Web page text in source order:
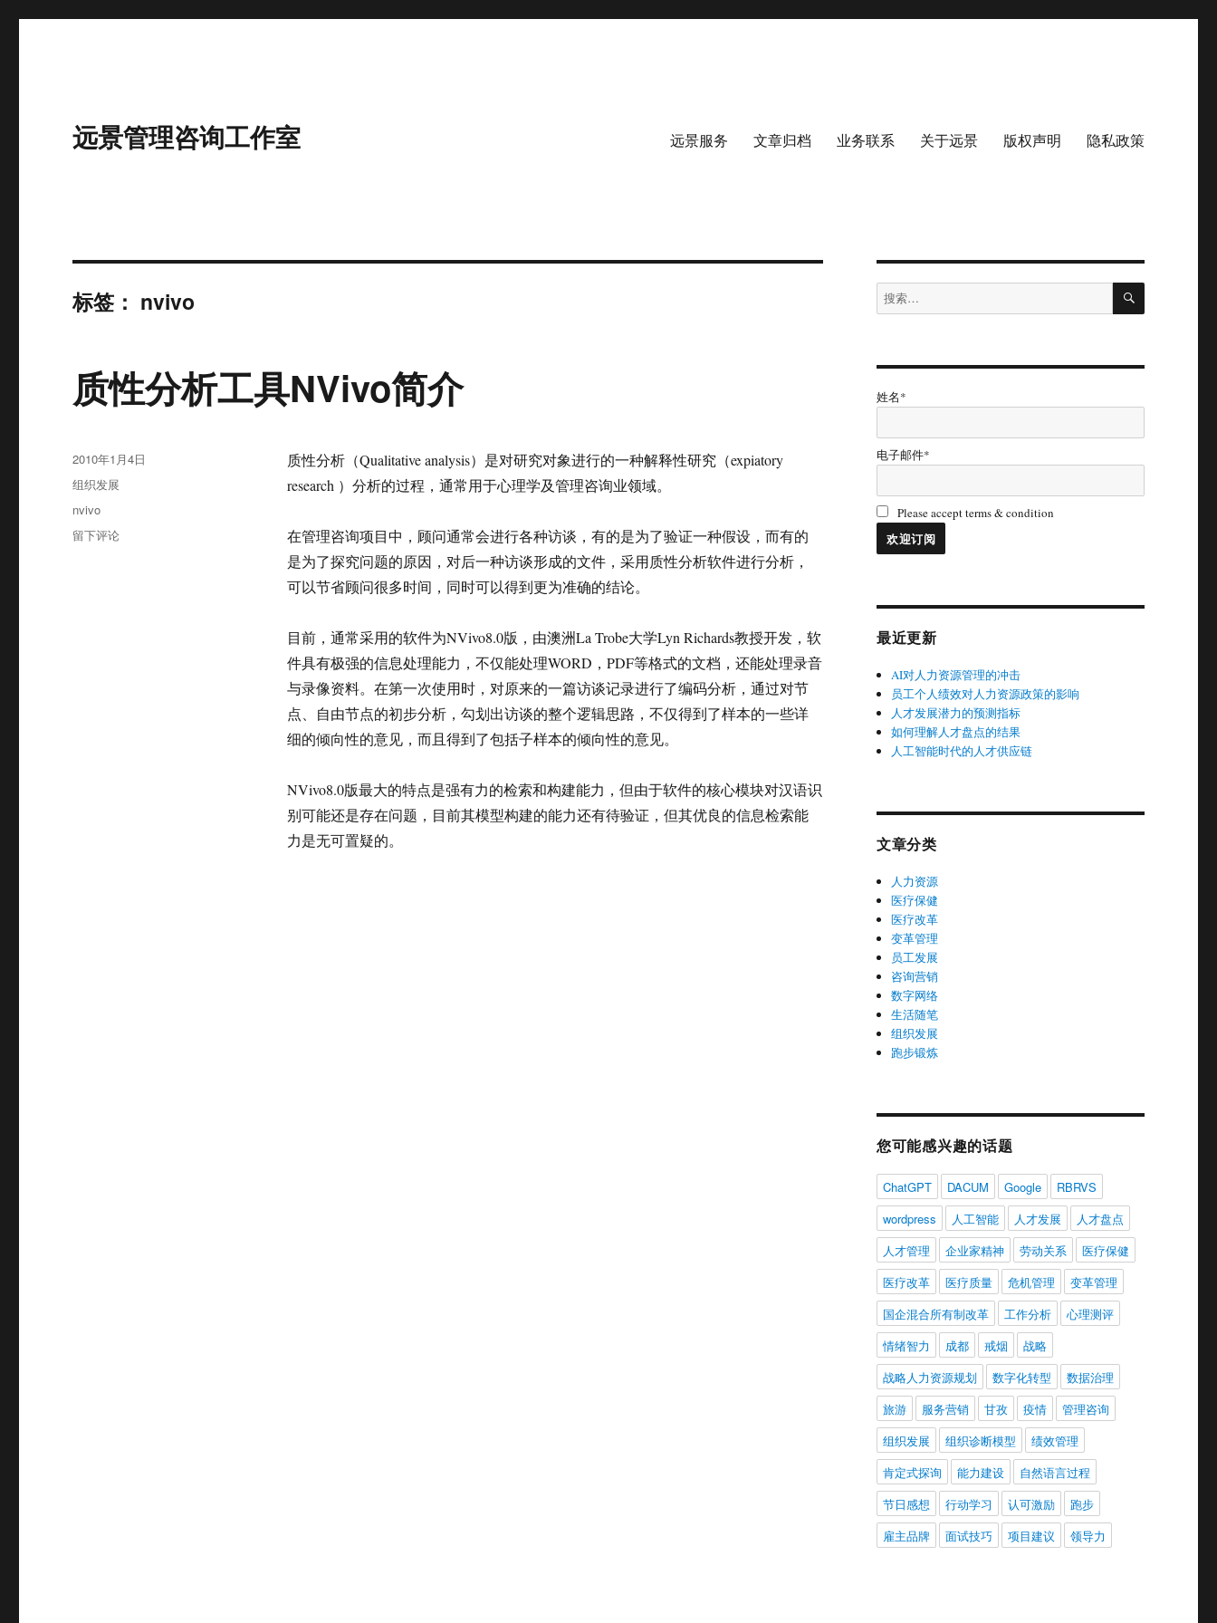
远景管理咨询工作室 远景服务 文章归档 业务联系 关于远景 版权声明 隐私政策
标签： nvivo
质性分析工具NVivo简介
质性分析（Qualitative analysis）是对研究对象进行的一种解释性研究（expiatory
research ）分析的过程，通常用于心理学及管理咨询业领域。
在管理咨询项目中，顾问通常会进行各种访谈，有的是为了验证一种假设，而有的
是为了探究问题的原因，对后一种访谈形成的文件，采用质性分析软件进行分析，
可以节省顾问很多时间，同时可以得到更为准确的结论。
目前，通常采用的软件为NVivo8.0版，由澳洲La Trobe大学Lyn Richards教授开发，软
件具有极强的信息处理能力，不仅能处理WORD，PDF等格式的文档，还能处理录音
与录像资料。在第一次使用时，对原来的一篇访谈记录进行了编码分析，通过对节
点、自由节点的初步分析，勾划出访谈的整个逻辑思路，不仅得到了样本的一些详
细的倾向性的意见，而且得到了包括子样本的倾向性的意见。
NVivo8.0版最大的特点是强有力的检索和构建能力，但由于软件的核心模块对汉语识
别可能还是存在问题，目前其模型构建的能力还有待验证，但其优良的信息检索能
力是无可置疑的。
发
布
于
2010年1月4日
分
组织发展
标
签
nvivo
于
留下评论
搜
索：
搜
姓名*
电子邮件*
Please accept terms & condition
最近更新
AI对人力资源管理的冲击
员工个人绩效对人力资源政策的影响
人才发展潜力的预测指标
如何理解人才盘点的结果
人工智能时代的人才供应链
文章分类
人力资源
医疗保健
医疗改革
变革管理
员工发展
咨询营销
数字网络
生活随笔
组织发展
跑步锻炼
您可能感兴趣的话题
ChatGPT DACUM Google
RBRVS
wordpress
人工智能 人才发展
人才盘点
人才管理
企业家精神 劳动关系
医疗保健
医疗改革
医疗质量 危机管理
变革管理
国企混合所有制改革
工作分析
心理测评
情绪智力
成都 戒烟
战略
战略人力资源规划
数字化转型
数据治理
旅游
服务营销 甘孜 疫情
管理咨询
组织发展
组织诊断模型
绩效管理
肯定式探询
能力建设
自然语言过程
节日感想
行动学习 认可激励
跑步
雇主品牌
面试技巧 项目建议 领导力